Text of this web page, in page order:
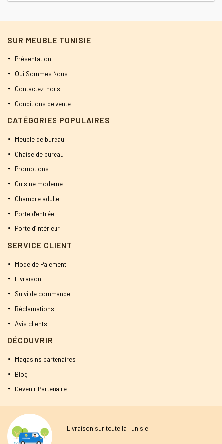
SUR MEUBLE TUNISIE
Présentation
Qui Sommes Nous
Contactez-nous
Conditions de vente
CATÉGORIES POPULAIRES
Meuble de bureau
Chaise de bureau
Promotions
Cuisine moderne
Chambre adulte
Porte d’entrée
Porte d’intérieur
SERVICE CLIENT
Mode de Paiement
Livraison
Suivi de commande
Réclamations
Avis clients
DÉCOUVRIR
Magasins partenaires
Blog
Devenir Partenaire
Livraison sur toute la Tunisie